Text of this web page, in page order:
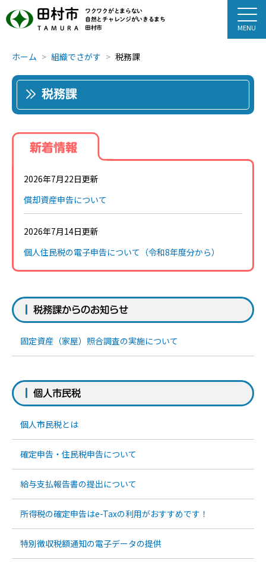
田村市
TAMURA
ワクワクがとまらない
自然とチャレンジがいきるまち
田村市
ホーム 組織でさがす 税務課
税務課
新着情報
2026年7月22日更新
償却資産申告について
2026年7月14日更新
個人住民税の電子申告について（令和8年度分から）
税務課からのお知らせ
固定資産（家屋）照合調査の実施について
個人市民税
個人市民税とは
確定申告・住民税申告について
給与支払報告書の提出について
所得税の確定申告はe-Taxの利用がおすすめです！
特別徴収税額通知の電子データの提供